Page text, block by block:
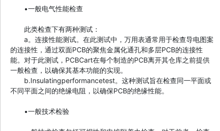
•一般电气性能检查
此类检查下有两种测试：
a。连接性能测试。在此测试中，万用表通常用于检查导电图案
的连接性，通过双面PCB的聚焦金属化通孔和多层PCB的连接性
能。对于此测试，PCBCart在每个制造的PCB离开其仓库之前提供
一般检查，以确保其基本功能的实现。
b.Insulatingperformancetest。这种测试旨在检查同一平面或
不同平面之间的绝缘电阻，以确保PCB的绝缘性能。
•一般技术检验